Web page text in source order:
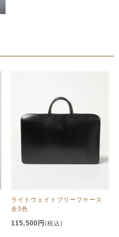
ライトウェイトブリーフケース
全3色
115,500円 (税込)